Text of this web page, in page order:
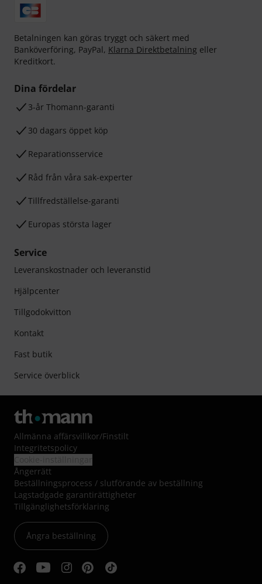
Betalningen kan göras tryggt och säkert med
Banköverföring, PayPal, Klarna Direktbetalning eller
Kreditkort.
Dina fördelar
3-år Thomann-garanti
30 dagars öppet köp
Reparationsservice
Råd från våra sak-experter
Tillfredställelse-garanti
Europas största lager
Service
Leveranskostnader och leveranstid
Hjälpcenter
Tillgodokvitton
Kontakt
Fast butik
Service överblick
Allmänna affärsvillkor/Finstilt
Integritetspolicy
Ångerrätt
Beställningsprocess / slutförande av beställning
Lagstadgade garantirättigheter
Tillgänglighetsförklaring
Ångra beställning